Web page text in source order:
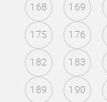
168 169
175 176
182 183
189 190